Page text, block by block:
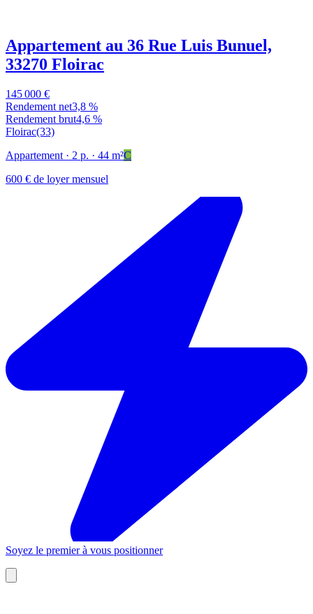
Appartement au 36 Rue Luis Bunuel,
33270 Floirac
145 000 €
Rendement net3,8 %
Rendement brut4,6 %
Floirac(33)
Appartement · 2 p. · 44 m²C
600 € de loyer mensuel
Soyez le premier à vous positionner